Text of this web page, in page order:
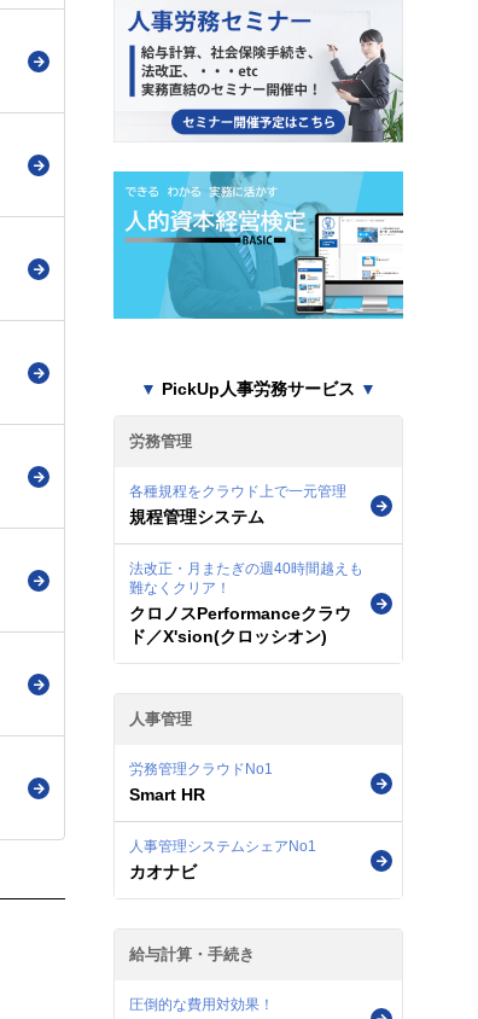
▼ PickUp人事労務サービス ▼
労務管理
各種規程をクラウド上で一元管理
規程管理システム
法改正・月またぎの週40時間越えも
難なくクリア！
クロノスPerformanceクラウ
ド／X'sion(クロッシオン)
人事管理
労務管理クラウドNo1
Smart HR
人事管理システムシェアNo1
カオナビ
給与計算・手続き
圧倒的な費用対効果！